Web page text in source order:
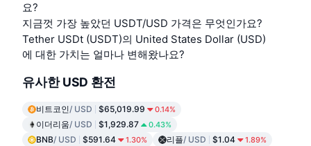
요?
지금껏 가장 높았던 USDT/USD 가격은 무엇인가요?
Tether USDt (USDT)의 United States Dollar (USD)
에 대한 가치는 얼마나 변해왔나요?
유사한 USD 환전
비트코인/ USD $65,019.99 0.14%
이더리움/ USD $1,929.87 0.43%
BNB/ USD $591.64 1.30% 리플/ USD $1.04 1.89%